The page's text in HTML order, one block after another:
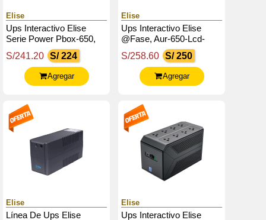
Elise
Ups Interactivo Elise
Serie Power Pbox-650,
650Va, 360W
S/241.20 S/ 224
Agregar
Elise
Ups Interactivo Elise
@Fase, Aur-650-Lcd-
Usb, 650Va / 360W,
Puerto Inteligente Usb-
S/258.60 S/ 250
Agregar
Elise
Línea De Ups Elise
Elise
Ups Interactivo Elise